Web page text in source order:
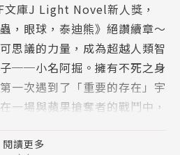
文庫J Light Novel新人獎，
，眼球，泰迪熊》絕讚續章～
思議的力量，成為超越人類智
──小名阿掘。擁有不死之身
一次遇到了「重要的存在」宇
一場與蘋果搶奪者的戰鬥中，
不快逆流．蜜姬，一起去尋找
閱讀更多